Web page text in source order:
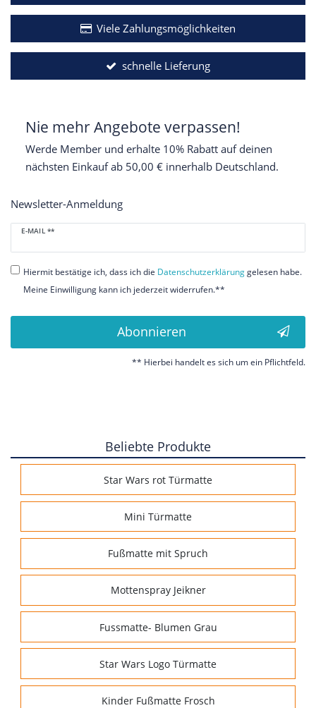
Viele Zahlungsmöglichkeiten
schnelle Lieferung
Nie mehr Angebote verpassen!
Werde Member und erhalte 10% Rabatt auf deinen
nächsten Einkauf ab 50,00 € innerhalb Deutschland.
Newsletter-Anmeldung
E-MAIL **
Newsletter
Honig
Hiermit bestätige ich, dass ich die Daten­schutz­erklärunggelesen habe.
Meine Einwilligung kann ich jederzeit widerrufen.**
Abonnieren
** Hierbei handelt es sich um ein Pflichtfeld.
Beliebte Produkte
Star Wars rot Türmatte
Mini Türmatte
Fußmatte mit Spruch
Mottenspray Jeikner
Fussmatte- Blumen Grau
Star Wars Logo Türmatte
Kinder Fußmatte Frosch